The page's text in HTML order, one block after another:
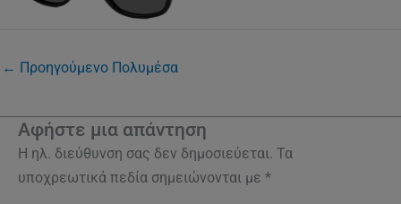
← Προηγούμενο Πολυμέσα
Αφήστε μια απάντηση
Η ηλ. διεύθυνση σας δεν δημοσιεύεται. Τα
υποχρεωτικά πεδία σημειώνονται με *